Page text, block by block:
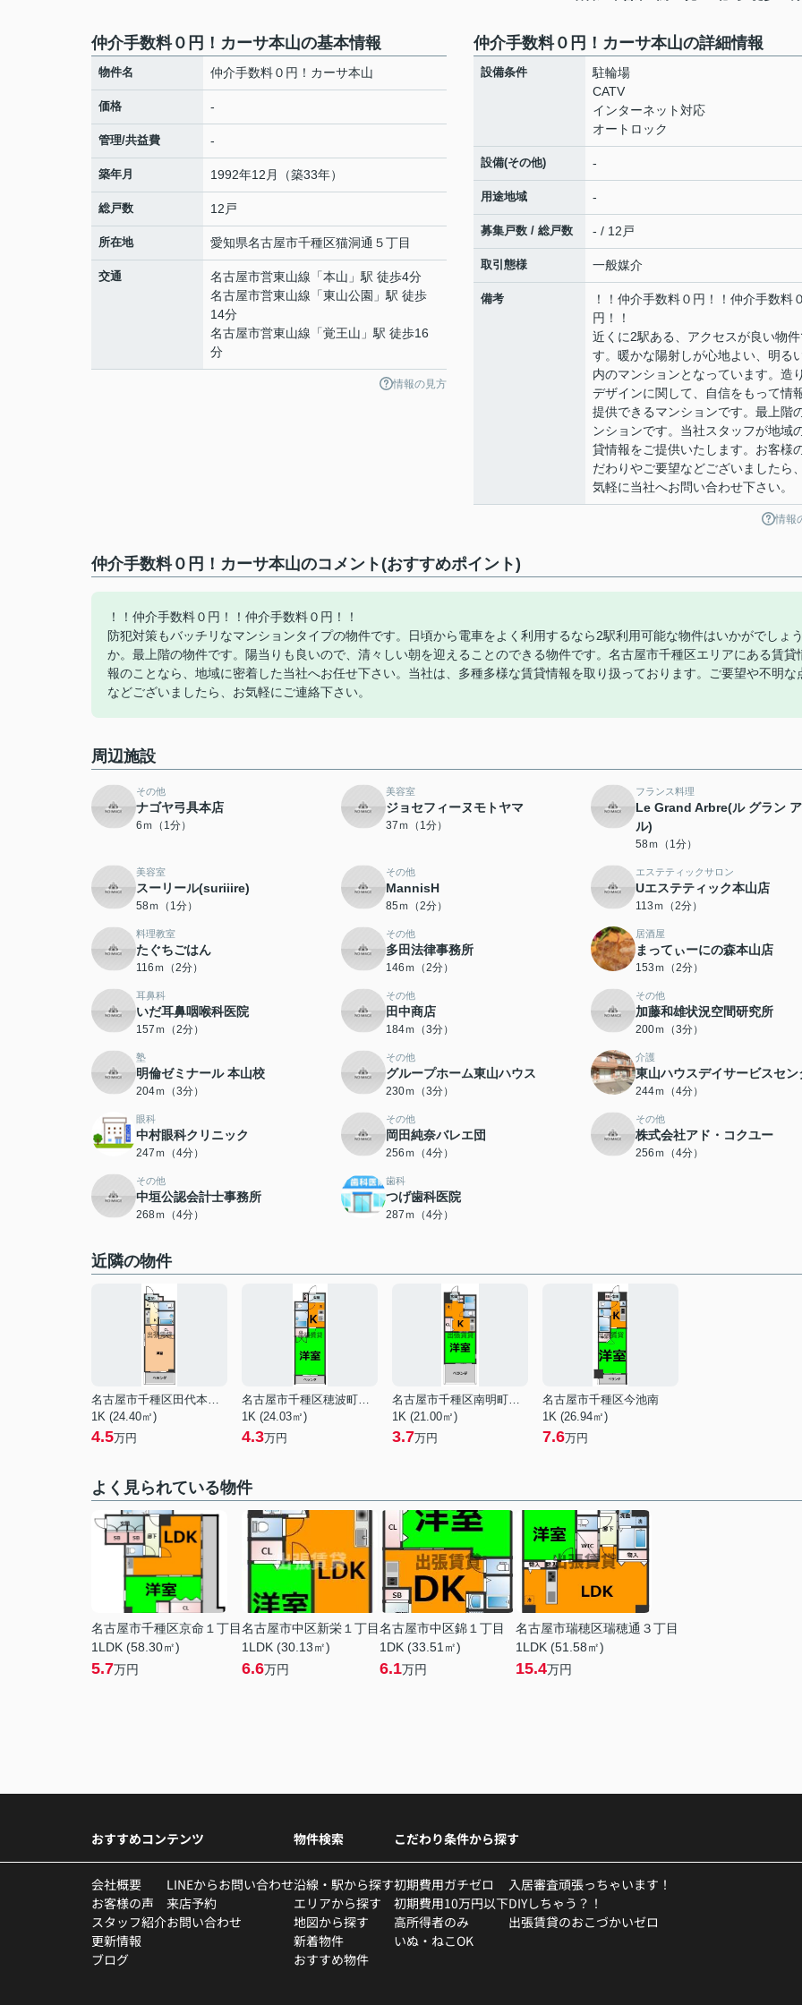
仲介手数料０円！カーサ本山の基本情報
物件名 仲介手数料０円！カーサ本山
価格 -
管理/共益費 -
築年月 1992年12月（築33年）
総戸数 12戸
所在地 愛知県名古屋市千種区猫洞通 ５丁目
交通 名古屋市営東山線 「本山 」駅 徒歩4分
名古屋市営東山線 「東山公園 」駅 徒歩
14分
名古屋市営東山線 「覚王山 」駅 徒歩16
分
情報の見方
仲介手数料０円！カーサ本山の詳細情報
設備条件
駐輪場
CATV
インターネット対応
オートロック
設備(その他) -
用途地域 -
募集戸数 / 総戸数 - / 12戸
取引態様 一般媒介
備考
！！仲介手数料０円！！仲介手数料０
円！！
近くに2駅ある、アクセスが良い物
す。暖かな陽射しが心地よい、明る
内のマンションとなっています。造
デザインに関して、自信をもって情
提供できるマンションです。最上階
ンションです。当社スタッフが地域
貸情報をご提供いたします。お客様
だわりやご要望などございましたら
気軽に当社へお問い合わせ下さい。
情報
仲介手数料０円！カーサ本山のコメント(おすすめポイント)
！！仲介手数料０円！！仲介手数料０円！！
防犯対策もバッチリなマンションタイプの物件です。日頃から電車をよく利用するなら2駅利用可能な物件はいかがでしょう
か。最上階の物件です。陽当りも良いので、清々しい朝を迎えることのできる物件です。名古屋市千種区エリアにある賃貸
報のことなら、地域に密着した当社へお任せ下さい。当社は、多種多様な賃貸情報を取り扱っております。ご要望や不明な
などございましたら、お気軽にご連絡下さい。
周辺施設
その他
ナゴヤ弓具本店
6ｍ（1分）
美容室
ジョセフィーヌモトヤマ
37ｍ（1分）
フランス料理
Le Grand Arbre(ル グラン
ル)
58ｍ（1分）
美容室
スーリール(suriiire)
58ｍ（1分）
その他
MannisH
85ｍ（2分）
エステティックサロン
Uエステティック本山店
113ｍ（2分）
料理教室
たぐちごはん
116ｍ（2分）
その他
多田法律事務所
146ｍ（2分）
居酒屋
まってぃーにの森本山店
153ｍ（2分）
耳鼻科
いだ耳鼻咽喉科医院
157ｍ（2分）
その他
田中商店
184ｍ（3分）
その他
加藤和雄状況空間研究所
200ｍ（3分）
塾
明倫ゼミナール 本山校
204ｍ（3分）
その他
グループホーム東山ハウス
230ｍ（3分）
介護
東山ハウスデイサービスセン
244ｍ（4分）
眼科
中村眼科クリニック
247ｍ（4分）
その他
岡田純奈バレエ団
256ｍ（4分）
その他
株式会社アド・コクユー
256ｍ（4分）
その他
中垣公認会計士事務所
268ｍ（4分）
歯科
つげ歯科医院
287ｍ（4分）
近隣の物件
名古屋市千種区田代本通１丁目
1K (24.40㎡)
4.5万円
名古屋市千種区穂波町１丁目
1K (24.03㎡)
4.3万円
名古屋市千種区南明町２丁目
1K (21.00㎡)
3.7万円
名古屋市千種区今池南
1K (26.94㎡)
7.6万円
よく見られている物件
名古屋市千種区京命１丁目
1LDK (58.30㎡)
5.7万円
名古屋市中区新栄１丁目
1LDK (30.13㎡)
6.6万円
名古屋市中区錦１丁目
1DK (33.51㎡)
6.1万円
名古屋市瑞穂区瑞穂通３丁目
1LDK (51.58㎡)
15.4万円
おすすめコンテンツ
会社概要
お客様の声
スタッフ紹介
更新情報
ブログ
LINEからお問い合わせ
来店予約
お問い合わせ
物件検索
沿線・駅から探す
エリアから探す
地図から探す
新着物件
おすすめ物件
こだわり条件から探す
初期費用ガチゼロ
初期費用10万円以下
高所得者のみ
いぬ・ねこOK
入居審査頑張っちゃいます！
DIYしちゃう？！
出張賃貸のおこづかいゼロ